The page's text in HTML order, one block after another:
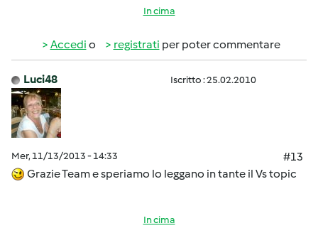
In cima
Accedi o registrati per poter commentare
Luci48 Iscritto : 25.02.2010
Mer, 11/13/2013 - 14:33
#13
Grazie Team e speriamo lo leggano in tante il Vs topic
In cima